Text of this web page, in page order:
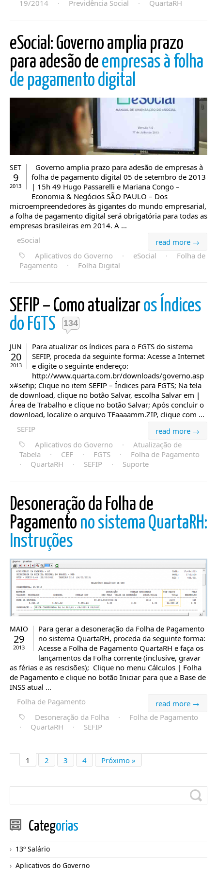
19/2014 · Previdência Social · QuartaRH
eSocial: Governo amplia prazo
para adesão de empresas à folha
de pagamento digital
SET
9
2013
Governo amplia prazo para adesão de empresas à
folha de pagamento digital 05 de setembro de 2013
| 15h 49 Hugo Passarelli e Mariana Congo –
Economia & Negócios SÃO PAULO – Dos
microempreendedores às gigantes do mundo empresarial,
a folha de pagamento digital será obrigatória para todas as
empresas brasileiras em 2014. A ...
read more →
eSocial
Aplicativos do Governo
· eSocial ·
Folha de
Pagamento
· Folha Digital
SEFIP – Como atualizaros Índices
do FGTS
134
JUN
20
2013
Para atualizar os índices para o FGTS do sistema
SEFIP, proceda da seguinte forma: Acesse a Internet
e digite o seguinte endereço:
http://www.quarta.com.br/downloads/governo.asp
x#sefip; Clique no item SEFIP – Índices para FGTS; Na tela
de download, clique no botão Salvar, escolha Salvar em |
Área de Trabalho e clique no botão Salvar; Após concluir o
download, localize o arquivo TFaaaamm.ZIP, clique com ...
read more →
SEFIP
Aplicativos do Governo
·
Atualização de
Tabela
· CEF · FGTS ·
Folha de Pagamento
·
QuartaRH · SEFIP · Suporte
Desoneração da Folha de
Pagamento no sistema QuartaRH:
Instruções
MAIO
29
2013
Para gerar a desoneração da Folha de Pagamento
no sistema QuartaRH, proceda da seguinte forma:
Acesse a Folha de Pagamento QuartaRH e faça os
lançamentos da Folha corrente (inclusive, gravar
as férias e as rescisões); Clique no menu Cálculos | Folha
de Pagamento e clique no botão Iniciar para que a Base de
INSS atual ...
read more →
Folha de Pagamento
Desoneração da Folha
·
Folha de Pagamento
·
QuartaRH · SEFIP
1 2 3 4 Próximo »
Categorias
13º Salário
Aplicativos do Governo